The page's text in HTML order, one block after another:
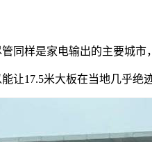
同样是家电输出的主要城
让17.5米大板在当地几乎绝